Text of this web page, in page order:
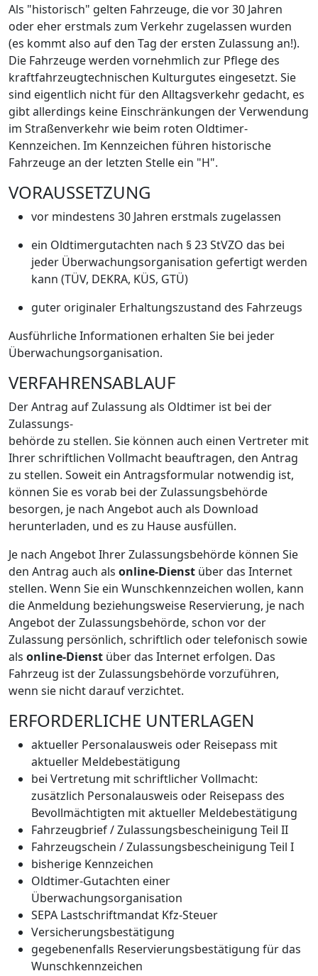
Als "historisch" gelten Fahrzeuge, die vor 30 Jahren
oder eher erstmals zum Verkehr zugelassen wurden
(es kommt also auf den Tag der ersten Zulassung an!).
Die Fahrzeuge werden vornehmlich zur Pflege des
kraftfahrzeugtechnischen Kulturgutes eingesetzt. Sie
sind eigentlich nicht für den Alltagsverkehr gedacht, es
gibt allerdings keine Einschränkungen der Verwendung
im Straßenverkehr wie beim roten Oldtimer-
Kennzeichen. Im Kennzeichen führen historische
Fahrzeuge an der letzten Stelle ein "H".
VORAUSSETZUNG
vor mindestens 30 Jahren erstmals zugelassen
ein Oldtimergutachten nach § 23 StVZO das bei
jeder Überwachungsorganisation gefertigt werden
kann (TÜV, DEKRA, KÜS, GTÜ)
guter originaler Erhaltungszustand des Fahrzeugs
Ausführliche Informationen erhalten Sie bei jeder
Überwachungsorganisation.
VERFAHRENSABLAUF
Der Antrag auf Zulassung als Oldtimer ist bei der
Zulassungs-
behörde zu stellen. Sie können auch einen Vertreter mit
Ihrer schriftlichen Vollmacht beauftragen, den Antrag
zu stellen. Soweit ein Antragsformular notwendig ist,
können Sie es vorab bei der Zulassungsbehörde
besorgen, je nach Angebot auch als Download
herunterladen, und es zu Hause ausfüllen.
Je nach Angebot Ihrer Zulassungsbehörde können Sie
den Antrag auch als online-Dienst über das Internet
stellen. Wenn Sie ein Wunschkennzeichen wollen, kann
die Anmeldung beziehungsweise Reservierung, je nach
Angebot der Zulassungsbehörde, schon vor der
Zulassung persönlich, schriftlich oder telefonisch sowie
als online-Dienst über das Internet erfolgen. Das
Fahrzeug ist der Zulassungsbehörde vorzuführen,
wenn sie nicht darauf verzichtet.
ERFORDERLICHE UNTERLAGEN
aktueller Personalausweis oder Reisepass mit
aktueller Meldebestätigung
bei Vertretung mit schriftlicher Vollmacht:
zusätzlich Personalausweis oder Reisepass des
Bevollmächtigten mit aktueller Meldebestätigung
Fahrzeugbrief / Zulassungsbescheinigung Teil II
Fahrzeugschein / Zulassungsbescheinigung Teil I
bisherige Kennzeichen
Oldtimer-Gutachten einer
Überwachungsorganisation
SEPA Lastschriftmandat Kfz-Steuer
Versicherungsbestätigung
gegebenenfalls Reservierungsbestätigung für das
Wunschkennzeichen